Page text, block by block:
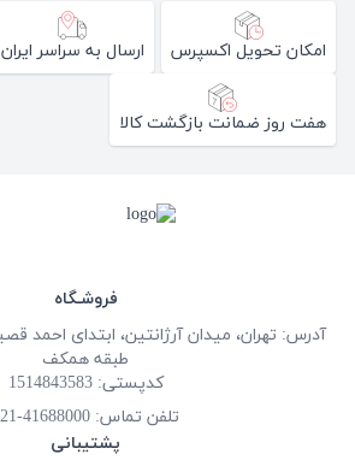
امکان تحویل اکسپرس ارسال به سراسر ایران
هفت روز ضمانت بازگشت کالا
فروشـگاه
طبقه همکف
کدپستی: 1514843583
تلفن تماس: 41688000-021
پشتیبانی